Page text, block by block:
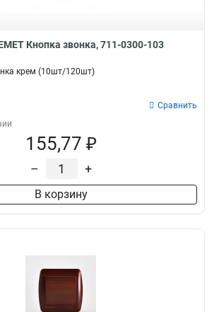
Кнопка звонка, 711-0300-103
крем (10шт/120шт)
Сравнить
155,77 ₽
– +
В корзину